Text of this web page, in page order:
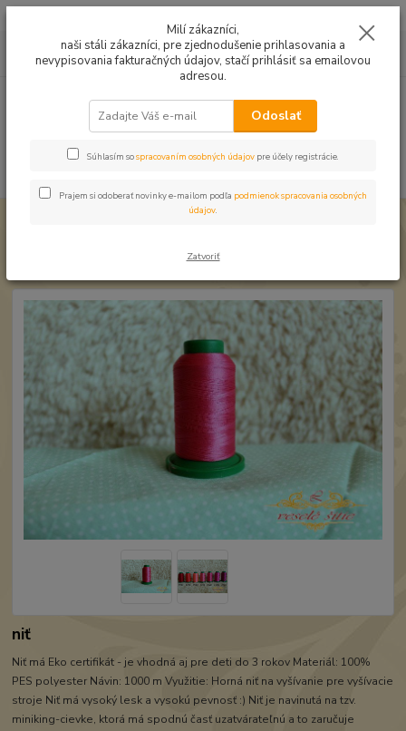
0949224331
9:00 -14:30
za0,00 EUR
Niť Amann ISACORD ružová 2220
Niť Amann ISACORD ružová 2220
niť
Niť má Eko certifikát - je vhodná aj pre deti do 3 rokov Materiál: 100%
PES polyester Návin: 1000 m Využitie: Horná niť na vyšívanie pre vyšívacie
stroje Niť má vysoký lesk a vysokú pevnosť :) Niť je navinutá na tzv.
miniking-cievke, ktorá má spodnú časť uzatvárateľnú a to zaručuje
Milí zákazníci,
naši stáli zákazníci, pre zjednodušenie prihlasovania a
nevypisovania fakturačných údajov, stačí prihlásiť sa emailovou
adresou.
Odoslať
Súhlasím sospracovaním osobných údajov pre účely registrácie.
Prajem si odoberať novinky e-mailom podľa podmienok spracovania osobných
údajov.
Zatvoriť